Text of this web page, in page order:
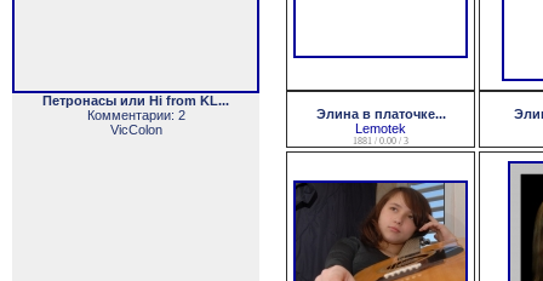
Петронасы или Hi from KL...
Комментарии: 2
VicColon
Элина в платочке...
Lemotek
1881 / 0.00 / 3